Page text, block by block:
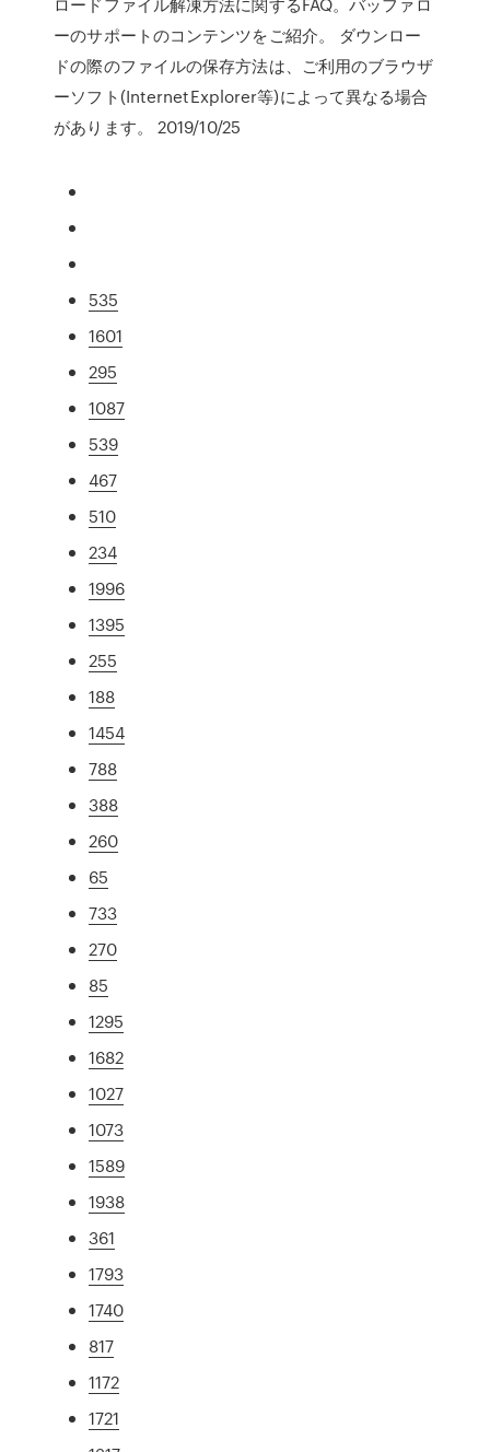
ーのサポートのコンテンツをご紹介。 ダウンロー
ドの際のファイルの保存方法は、ご利用のブラウザ
ーソフト(InternetExplorer等)によって異なる場合
があります。 2019/10/25
535
1601
295
1087
539
467
510
234
1996
1395
255
188
1454
788
388
260
65
733
270
85
1295
1682
1027
1073
1589
1938
361
1793
1740
817
1172
1721